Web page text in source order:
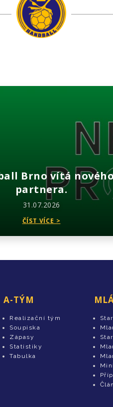
Brno vítá
partnera.
31.07.2026
ČÍST VÍCE >
A-TÝM
Realizační tým
Soupiska
Zápasy
Statistiky
Tabulka